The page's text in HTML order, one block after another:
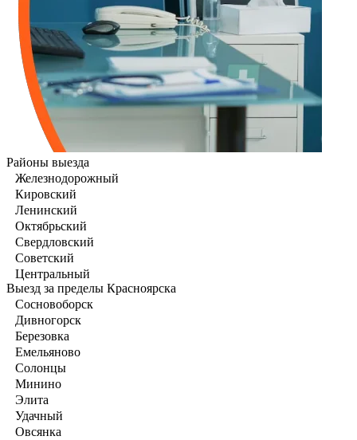
Районы выезда
Железнодорожный
Кировский
Ленинский
Октябрьский
Свердловский
Советский
Центральный
Выезд за пределы Красноярска
Сосновоборск
Дивногорск
Березовка
Емельяново
Солонцы
Минино
Элита
Удачный
Овсянка